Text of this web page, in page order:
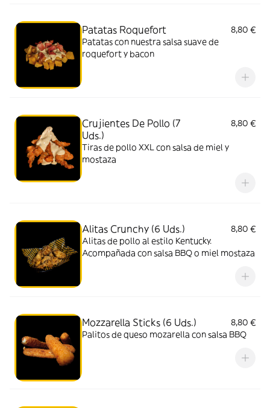
Patatas Roquefort
8,80 €
Patatas con nuestra salsa suave de
roquefort y bacon
Crujientes De Pollo (7
Uds.)
8,80 €
Tiras de pollo XXL con salsa de miel y
mostaza
Alitas Crunchy (6 Uds.)
8,80 €
Alitas de pollo al estilo Kentucky.
Acompañada con salsa BBQ o miel mostaza
Mozzarella Sticks (6 Uds.)
8,80 €
Palitos de queso mozarella con salsa BBQ